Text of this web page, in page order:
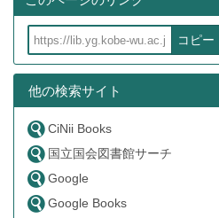
コピー
他の検索サイト
CiNii Books
国立国会図書館サーチ
Google
Google Books